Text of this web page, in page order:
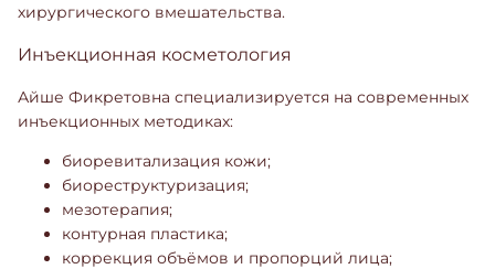
хирургического вмешательства.
Инъекционная косметология
Айше Фикретовна специализируется на современных
инъекционных методиках:
биоревитализация кожи;
биореструктуризация;
мезотерапия;
контурная пластика;
коррекция объёмов и пропорций лица;